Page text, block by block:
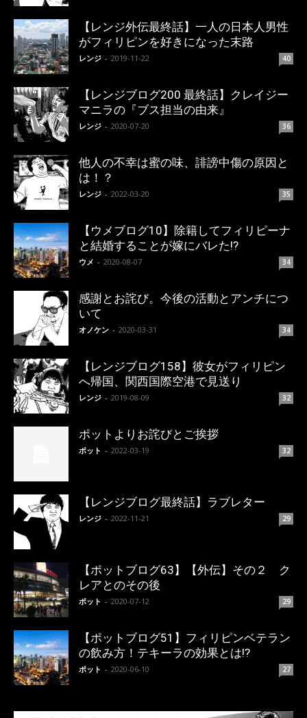
【レンジ外伝最終話】一人の日本人男性
がフィリピンを好きになった末路
レンジ - 2019-11-22 40
【レンジブログ200 最終話】クレイジー
マニラの『ブス担当の由来』
レンジ - 2020-07-20 36
他人の不幸は蜜の味、誹謗中傷の原因と
は！？
レンジ - 2022-03-20 35
【ウメブログ10】除籍してフィリピーナ
と結婚することが嫁にバレた!?
ウメ - 2020-08-07 34
感謝とお詫び。今後の活動とアンチにつ
いて
オノケン - 2020-03-31 34
【レンジブログ158】彼女がフィリピン
へ帰国、関西国際空港で見送り
レンジ - 2019-08-09 32
ポットよりお詫びとご挨拶
ポット - 2022-03-19 32
【レンジブログ最終話】ラブレター
レンジ - 2022-11-21 29
【ポットブログ63】【外伝】その２ ク
レアとのその後
ポット - 2020-07-12 29
【ポットブログ51】フィリピンベテラン
の飲み方！テキーラの効果とは!?
ポット - 2020-06-10 27